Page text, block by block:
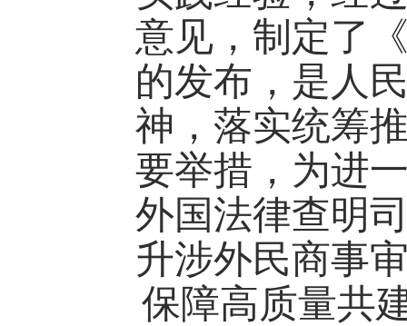
意见，制定了
的发布，是人
神，落实统筹
要举措，为进
外国法律查明
升涉外民商事
保障高质量共